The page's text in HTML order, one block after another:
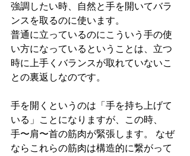
強調したい時、自然と手を開いてバラ
ンスを取るのに使います。
普通に立っているのにこういう手の使
い方になっているということは、立つ
時に上手くバランスが取れていないこ
との裏返しなのです。
手を開くというのは「手を持ち上げて
いる」ことになりますが、この時、
手〜肩〜首の筋肉が緊張します。 なぜ
ならこれらの筋肉は構造的に繋がって